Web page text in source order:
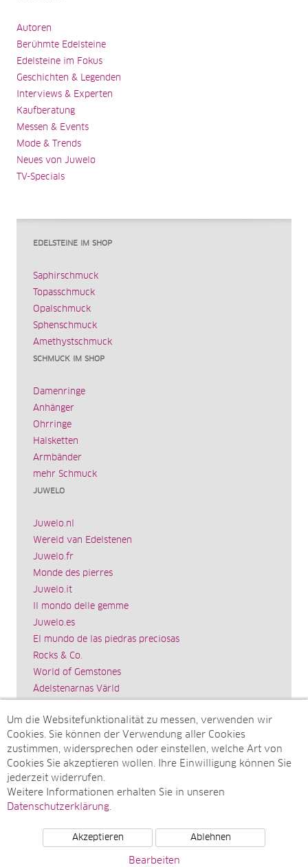
Autoren
Berühmte Edelsteine
Edelsteine im Fokus
Geschichten & Legenden
Interviews & Experten
Kaufberatung
Messen & Events
Mode & Trends
Neues von Juwelo
TV-Specials
EDELSTEINE IM SHOP
Saphirschmuck
Topasschmuck
Opalschmuck
Sphenschmuck
Amethystschmuck
SCHMUCK IM SHOP
Damenringe
Anhänger
Ohrringe
Halsketten
Armbänder
mehr Schmuck
JUWELO
Juwelo.nl
Wereld van Edelstenen
Juwelo.fr
Monde des pierres
Juwelo.it
Il mondo delle gemme
Juwelo.es
El mundo de las piedras preciosas
Rocks & Co.
World of Gemstones
Ädelstenarnas Värld
Impressum
SITEMAP
Sitemap
Monatsarchive
Top-Artikel
© Juwelo Deutschland GmbH (ein Tochterunternehmen der
Um die Websitefunktionalität zu messen, verwenden wir
Cookies. Sie können der Verwendung aller Cookies
zustimmen, widersprechen oder einstellen, welche Art von
Cookies Sie akzeptieren wollen. Ihre Einwilligung können Sie
jederzeit widerrufen.
Weitere Informationen erhalten Sie in unseren
Datenschutzerklärung.
Akzeptieren Ablehnen
Bearbeiten